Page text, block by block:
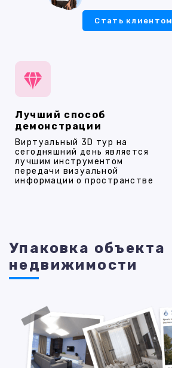
Стать клиентом
Лучший способ
демонстрации
Виртуальный 3D тур на
сегодняшний день является
лучшим инструментом
передачи визуальной
информации о пространстве
Упаковка объекта
недвижимости